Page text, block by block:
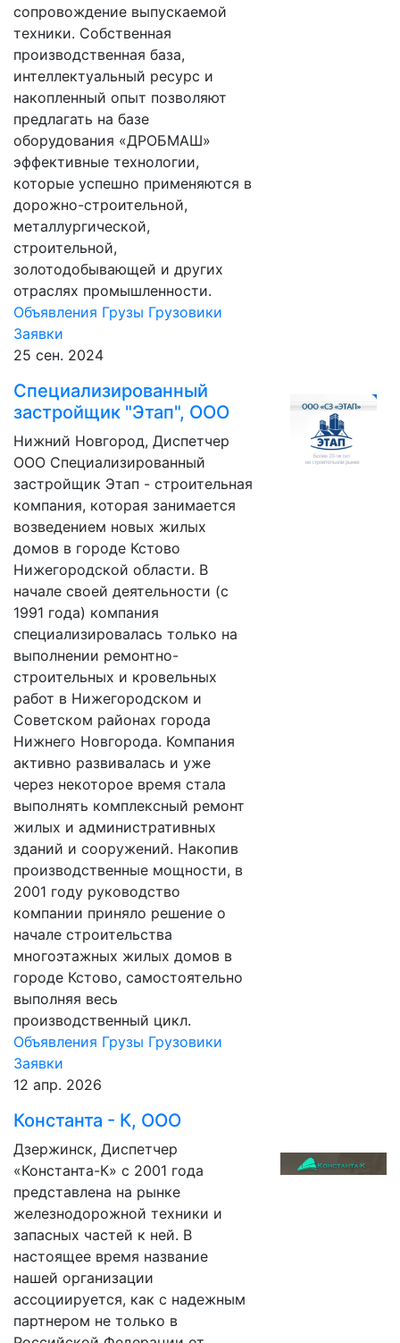
сопровождение выпускаемой
техники. Собственная
производственная база,
интеллектуальный ресурс и
накопленный опыт позволяют
предлагать на базе
оборудования «ДРОБМАШ»
эффективные технологии,
которые успешно применяются в
дорожно-строительной,
металлургической,
строительной,
золотодобывающей и других
отраслях промышленности.
Объявления Грузы Грузовики
Заявки
25 сен. 2024
Специализированный
застройщик "Этап", ООО
Нижний Новгород, Диспетчер
ООО Специализированный
застройщик Этап - строительная
компания, которая занимается
возведением новых жилых
домов в городе Кстово
Нижегородской области. В
начале своей деятельности (с
1991 года) компания
специализировалась только на
выполнении ремонтно-
строительных и кровельных
работ в Нижегородском и
Советском районах города
Нижнего Новгорода. Компания
активно развивалась и уже
через некоторое время стала
выполнять комплексный ремонт
жилых и административных
зданий и сооружений. Накопив
производственные мощности, в
2001 году руководство
компании приняло решение о
начале строительства
многоэтажных жилых домов в
городе Кстово, самостоятельно
выполняя весь
производственный цикл.
Объявления Грузы Грузовики
Заявки
12 апр. 2026
Константа - К, ООО
Дзержинск, Диспетчер
«Константа-К» с 2001 года
представлена на рынке
железнодорожной техники и
запасных частей к ней. В
настоящее время название
нашей организации
ассоциируется, как с надежным
партнером не только в